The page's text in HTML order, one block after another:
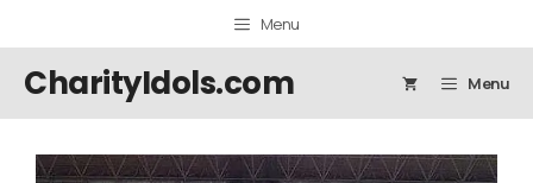
Menu
CharityIdols.com Menu